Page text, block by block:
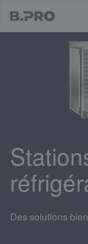
Des solutions